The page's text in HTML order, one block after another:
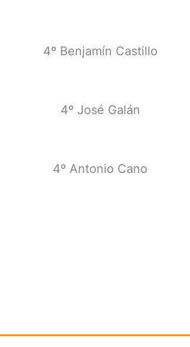
4º Benjamín Castillo
4º José Galán
4º Antonio Cano